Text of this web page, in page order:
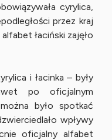
cyrylica,
przez kraj
łaciński zajęło
i łacinka – były
po oficjalnym
było spotkać
wpływy
oficjalny alfabet